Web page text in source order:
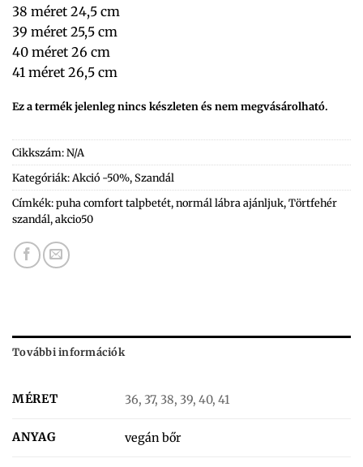
38 méret 24,5 cm
39 méret 25,5 cm
40 méret 26 cm
41 méret 26,5 cm
Ez a termék jelenleg nincs készleten és nem megvásárolható.
Cikkszám:N/A
Kategóriák:Akció -50%,Szandál
Címkék:puha comfort talpbetét,normál lábra ajánljuk,Törtfehér
szandál,akcio50
További információk
MÉRET 36, 37, 38, 39, 40, 41
ANYAG vegán bőr